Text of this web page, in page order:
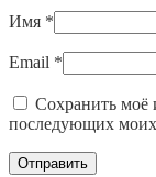
Имя *
Email *
Сохранить моё
последующих